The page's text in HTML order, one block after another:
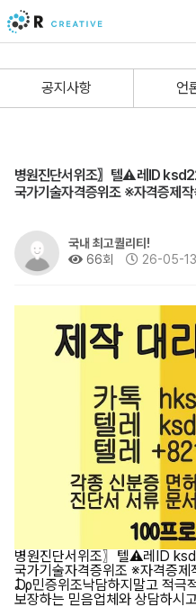
공지사항 언
병원진단서위조〗텔⚠️레ID
국가기술자격증위조 ※자격증제
국내 최고퀄리티!
66회
26-05-
병원진단서위조〗텔⚠️레ID
국가기술자격증위조 ※자격증제
₯민증위조낙담하지말고 적극
보장하는 믿음업체와 상담하시